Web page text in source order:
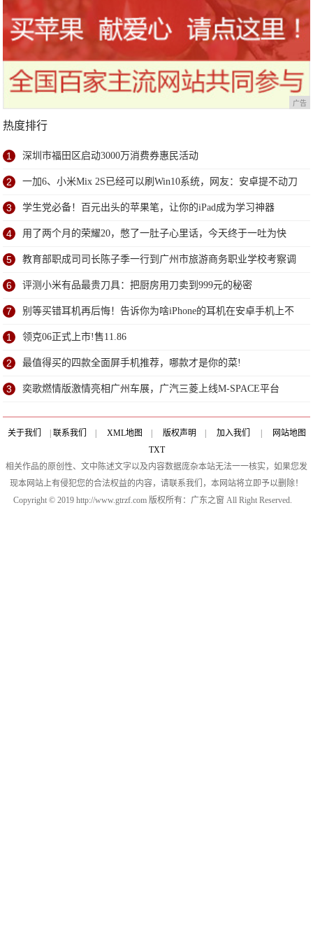
广告
热度排行
1 深圳市福田区启动3000万消费券惠民活动
2 一加6、小米Mix 2S已经可以刷Win10系统，网友：安卓提不动刀
了？
3 学生党必备！百元出头的苹果笔，让你的iPad成为学习神器
4 用了两个月的荣耀20，憋了一肚子心里话，今天终于一吐为快
5 教育部职成司司长陈子季一行到广州市旅游商务职业学校考察调
研
6 评测小米有品最贵刀具：把厨房用刀卖到999元的秘密
7 别等买错耳机再后悔！告诉你为啥iPhone的耳机在安卓手机上不
能用
1 领克06正式上市!售11.86
2 最值得买的四款全面屏手机推荐，哪款才是你的菜!
3 奕歌燃情版激情亮相广州车展，广汽三菱上线M-SPACE平台
关于我们 联系我们 XML地图 版权声明 加入我们
网站地图
TXT
相关作品的原创性、文中陈述文字以及内容数据庞杂本站无法一一核实，如果您发
现本网站上有侵犯您的合法权益的内容，请联系我们，本网站将立即予以删除！
Copyright © 2019 http://www.gtrzf.com 版权所有：广东之窗 All Right Reserved.